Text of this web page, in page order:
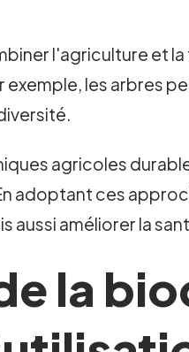
l'agriculture et
les arbres
agricoles
adoptant ces
améliorer la
la